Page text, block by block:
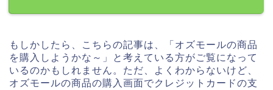
もしかしたら、こちらの記事は、「オズモールの商品
を購入しようかな～」と考えている方がご覧になって
いるのかもしれません。ただ、よくわからないけど、
オズモールの商品の購入画面でクレジットカードの支